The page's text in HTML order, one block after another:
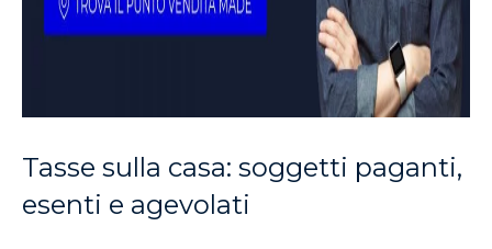
Tasse sulla casa: soggetti paganti,
esenti e agevolati